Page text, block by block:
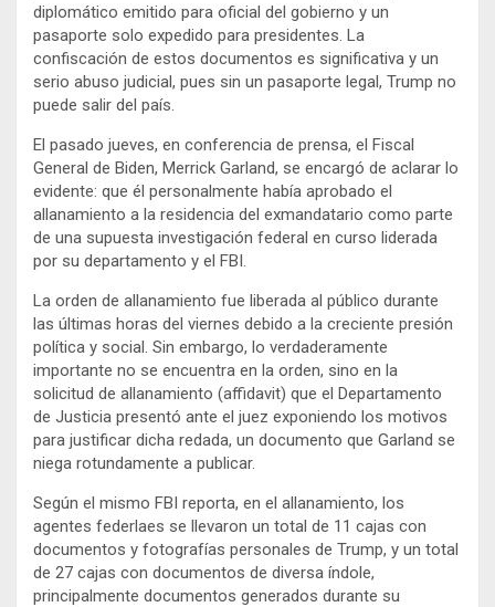
diplomático emitido para oficial del gobierno y un
pasaporte solo expedido para presidentes. La
confiscación de estos documentos es significativa y un
serio abuso judicial, pues sin un pasaporte legal, Trump no
puede salir del país.
El pasado jueves, en conferencia de prensa, el Fiscal
General de Biden, Merrick Garland, se encargó de aclarar lo
evidente: que él personalmente había aprobado el
allanamiento a la residencia del exmandatario como parte
de una supuesta investigación federal en curso liderada
por su departamento y el FBI.
La orden de allanamiento fue liberada al público durante
las últimas horas del viernes debido a la creciente presión
política y social. Sin embargo, lo verdaderamente
importante no se encuentra en la orden, sino en la
solicitud de allanamiento (affidavit) que el Departamento
de Justicia presentó ante el juez exponiendo los motivos
para justificar dicha redada, un documento que Garland se
niega rotundamente a publicar.
Según el mismo FBI reporta, en el allanamiento, los
agentes federlaes se llevaron un total de 11 cajas con
documentos y fotografías personales de Trump, y un total
de 27 cajas con documentos de diversa índole,
principalmente documentos generados durante su